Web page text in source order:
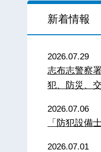
新着情報
2026.07.29
志布志警察
犯、防災、
2026.07.06
「防犯設備
2026.07.01